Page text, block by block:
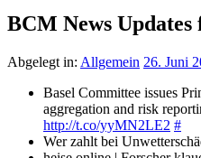
BCM News Updates
Abgelegt in: Allgemein 26. Juni
Basel Committee issues
aggregation and risk
http://t.co/yyMN2LE2 #
Wer zahlt bei